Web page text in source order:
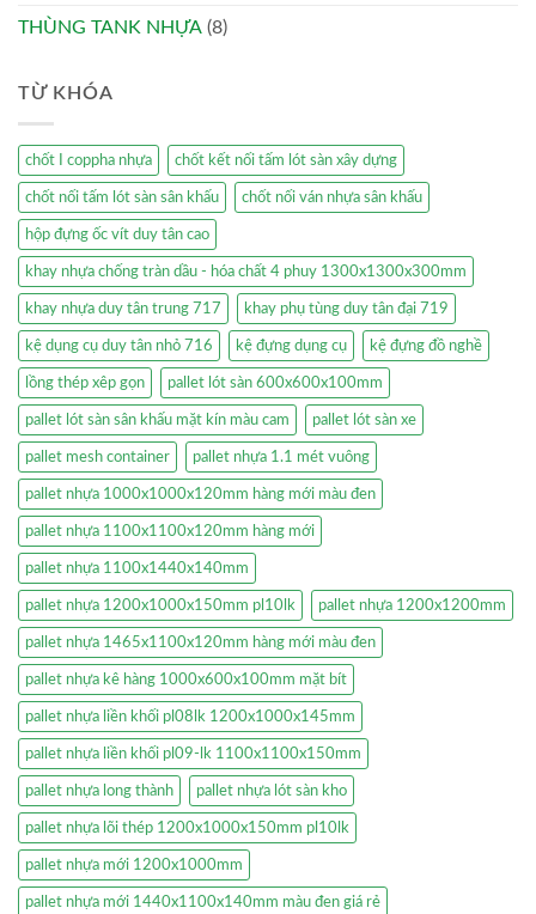
THÙNG TANK NHỰA (8)
TỪ KHÓA
chốt I coppha nhựa chốt kết nối tấm lót sàn xây dựng
chốt nối tấm lót sàn sân khấu chốt nối ván nhựa sân khấu
hộp đựng ốc vít duy tân cao
khay nhựa chống tràn dầu - hóa chất 4 phuy 1300x1300x300mm
khay nhựa duy tân trung 717 khay phụ tùng duy tân đại 719
kệ dụng cụ duy tân nhỏ 716 kệ đựng dụng cụ kệ đựng đồ nghề
lồng thép xêp gọn pallet lót sàn 600x600x100mm
pallet lót sàn sân khấu mặt kín màu cam pallet lót sàn xe
pallet mesh container pallet nhựa 1.1 mét vuông
pallet nhựa 1000x1000x120mm hàng mới màu đen
pallet nhựa 1100x1100x120mm hàng mới
pallet nhựa 1100x1440x140mm
pallet nhựa 1200x1000x150mm pl10lk pallet nhựa 1200x1200mm
pallet nhựa 1465x1100x120mm hàng mới màu đen
pallet nhựa kê hàng 1000x600x100mm mặt bít
pallet nhựa liền khối pl08lk 1200x1000x145mm
pallet nhựa liền khối pl09-lk 1100x1100x150mm
pallet nhựa long thành pallet nhựa lót sàn kho
pallet nhựa lõi thép 1200x1000x150mm pl10lk
pallet nhựa mới 1200x1000mm
pallet nhựa mới 1440x1100x140mm màu đen giá rẻ